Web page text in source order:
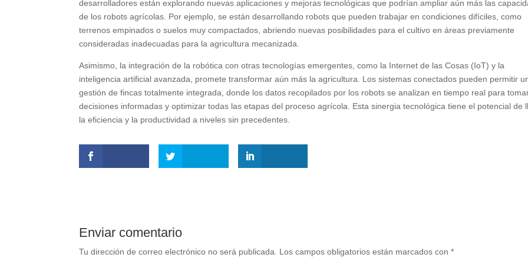
desarrolladores están explorando nuevas aplicaciones y mejoras tecnológicas que podrían ampliar aún más las
de los robots agrícolas. Por ejemplo, se están desarrollando robots que pueden trabajar en condiciones difíciles, como
terrenos empinados o suelos muy compactados, abriendo nuevas posibilidades para el cultivo en áreas previamente
consideradas inadecuadas para la agricultura mecanizada.
Asimismo, la integración de la robótica con otras tecnologías emergentes, como la Internet de las Cosas (IoT) y la
inteligencia artificial avanzada, promete transformar aún más la agricultura. Los sistemas conectados pueden permitir
gestión de fincas totalmente integrada, donde los datos recopilados por los robots se analizan en tiempo real para
decisiones informadas y optimizar todas las etapas del proceso agrícola. Esta sinergia tecnológica tiene el potencial de
la eficiencia y la productividad a niveles sin precedentes.
Enviar comentario
Tu dirección de correo electrónico no será publicada. Los campos obligatorios están marcados con*